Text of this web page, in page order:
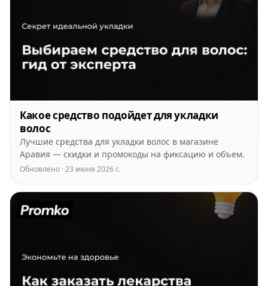
Какое средство подойдет для укладки
волос
Лучшие средства для укладки волос в магазине
Аравия — скидки и промокоды на фиксацию и объем.
Обновлено · 23 июня 2026 г.